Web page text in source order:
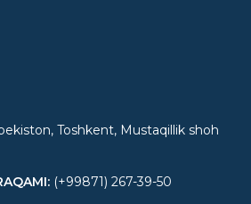
Toshkent, Mustaqillik shoh
: (+99871) 267-39-50